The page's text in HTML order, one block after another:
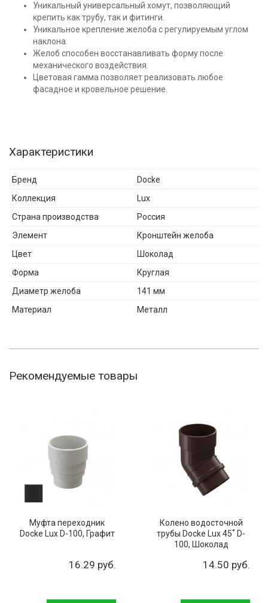
Уникальный универсальный хомут, позволяющий
крепить как трубу, так и фитинги.
Уникальное крепление желоба с регулируемым углом
наклона.
Желоб способен восстанавливать форму после
механического воздействия.
Цветовая гамма позволяет реализовать любое
фасадное и кровельное решение.
Характеристики
Бренд
Docke
Коллекция
Lux
Страна производства
Россия
Элемент
Кронштейн желоба
Цвет
Шоколад
Форма
Круглая
Диаметр желоба
141 мм
Материал
Металл
Рекомендуемые товары
Муфта переходник
Docke Lux D-100, Графит
16.29 руб.
Колено водосточной
трубы Docke Lux 45˚ D-
100, Шоколад
14.50 руб.